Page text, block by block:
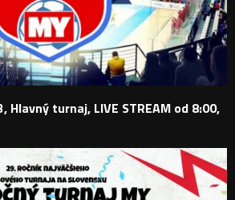
Hlavný turnaj, LIVE STREAM od 8:00,